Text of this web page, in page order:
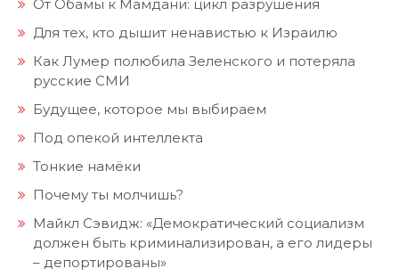
От Обамы к Мамдани: цикл разрушения
Для тех, кто дышит ненавистью к Израилю
Как Лумер полюбила Зеленского и потеряла
русские СМИ
Будущее, которое мы выбираем
Под опекой интеллекта
Тонкие намёки
Почему ты молчишь?
Майкл Сэвидж: «Демократический социализм
должен быть криминализирован, а его лидеры
– депортированы»